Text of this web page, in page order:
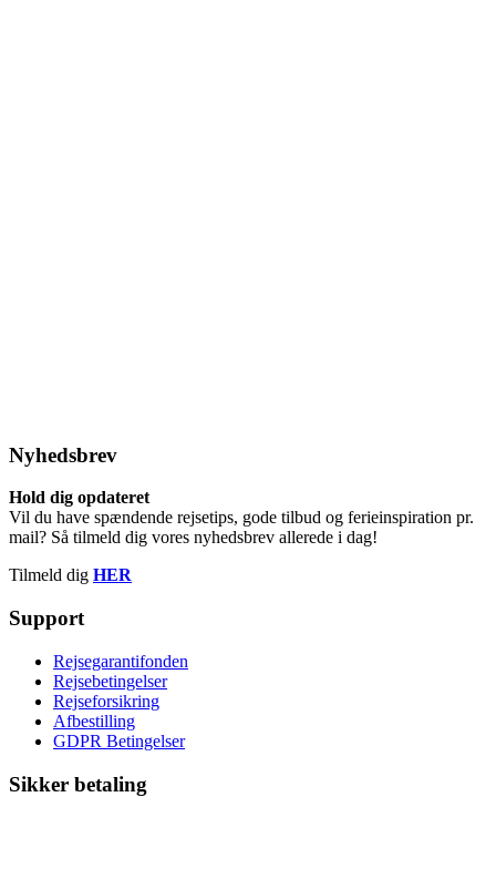
Nyhedsbrev
Hold dig opdateret
Vil du have spændende rejsetips, gode tilbud og ferieinspiration pr.
mail? Så tilmeld dig vores nyhedsbrev allerede i dag!
Tilmeld dig HER
Support
Rejsegarantifonden
Rejsebetingelser
Rejseforsikring
Afbestilling
GDPR Betingelser
Sikker betaling